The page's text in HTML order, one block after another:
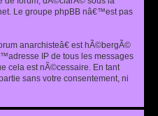
Le groupe phpBB nâ€™est pas
anarchisteâ€ est hÃ©bergÃ©
IP de tous les messages
cela est nÃ©cessaire. En tant
sans votre consentement, ni